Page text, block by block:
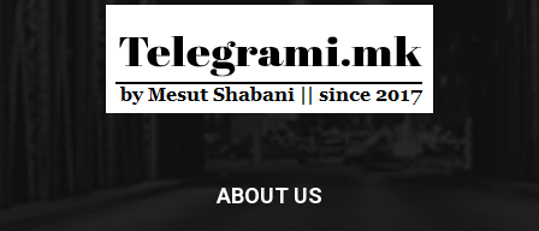
ABOUT US